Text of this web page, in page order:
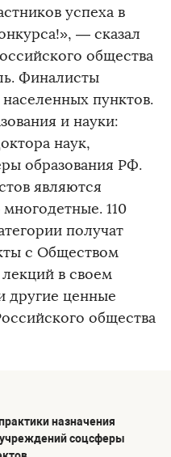
успеха в
— сказал
общества
Финалисты
пунктов.
и науки:
наук,
образования РФ.
являются
110
получат
с Обществом
в своем
другие ценные
общества
назначения
соцсферы